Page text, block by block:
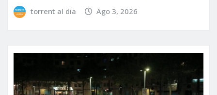
torrent al dia Ago 3, 2026